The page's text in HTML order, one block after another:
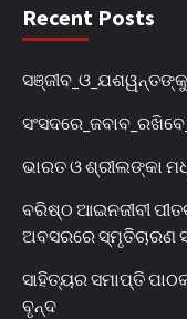
Recent Posts
ଭାରତ ଓ ଶ୍ରୀଲଙ୍କା
ବରିଷ୍ଠ ଆଇନଜୀବୀ
ଅବସରରେ ସ୍ମୃତିଚାରଣ
ସାହିତ୍ୟର ସମାପ୍ତି
ବୃନ୍ଦ